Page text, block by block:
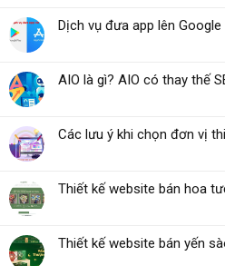
Dịch vụ đưa app lên
AIO là gì? AIO có thay thế
Các lưu ý khi chọn đơn vị
Thiết kế website bán hoa
Thiết kế website bán yến